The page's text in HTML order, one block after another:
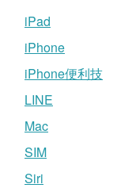
iPad
iPhone
iPhone便利技
LINE
Mac
SIM
Siri